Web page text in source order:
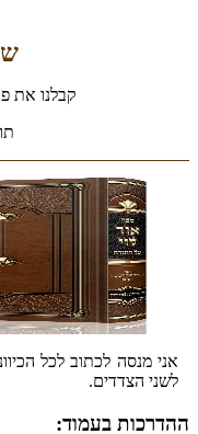
קבלנו את
אני מנסה לכתוב לכל
לשני הצדדים.
ההדרכות בעמוד: